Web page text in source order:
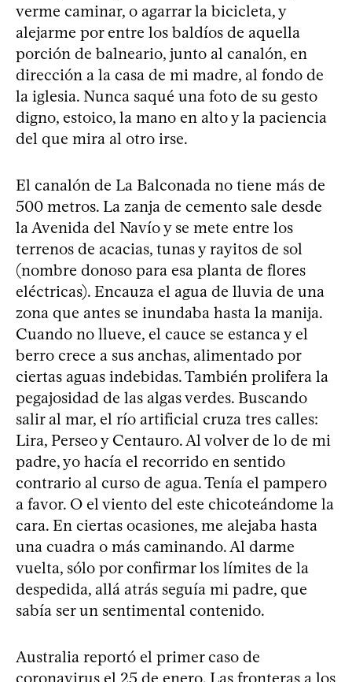
verme caminar, o agarrar la bicicleta, y
alejarme por entre los baldíos de aquella
porción de balneario, junto al canalón, en
dirección a la casa de mi madre, al fondo de
la iglesia. Nunca saqué una foto de su gesto
digno, estoico, la mano en alto y la paciencia
del que mira al otro irse.
El canalón de La Balconada no tiene más de
500 metros. La zanja de cemento sale desde
la Avenida del Navío y se mete entre los
terrenos de acacias, tunas y rayitos de sol
(nombre donoso para esa planta de flores
eléctricas). Encauza el agua de lluvia de una
zona que antes se inundaba hasta la manija.
Cuando no llueve, el cauce se estanca y el
berro crece a sus anchas, alimentado por
ciertas aguas indebidas. También prolifera la
pegajosidad de las algas verdes. Buscando
salir al mar, el río artificial cruza tres calles:
Lira, Perseo y Centauro. Al volver de lo de mi
padre, yo hacía el recorrido en sentido
contrario al curso de agua. Tenía el pampero
a favor. O el viento del este chicoteándome la
cara. En ciertas ocasiones, me alejaba hasta
una cuadra o más caminando. Al darme
vuelta, sólo por confirmar los límites de la
despedida, allá atrás seguía mi padre, que
sabía ser un sentimental contenido.
Australia reportó el primer caso de
coronavirus el 25 de enero. Las fronteras a los